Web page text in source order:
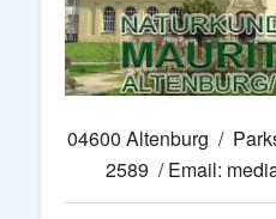
04600 Altenburg /
2589 / Email: